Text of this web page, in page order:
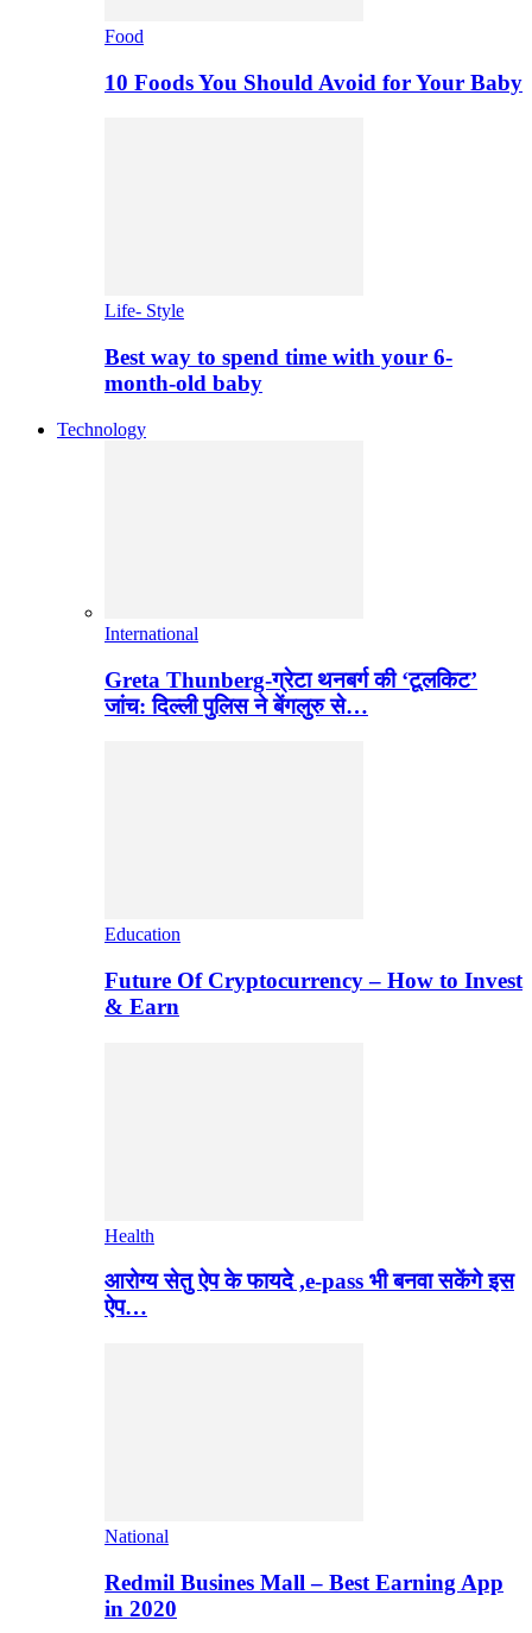
Food
10 Foods You Should Avoid for Your Baby
Life- Style
Best way to spend time with your 6-
month-old baby
Technology
International
Greta Thunberg-ग्रेटा थनबर्ग की ‘टूलकिट’
जांच: दिल्ली पुलिस ने बेंगलुरु से…
Education
Future Of Cryptocurrency – How to Invest
& Earn
Health
आरोग्य सेतु ऐप के फायदे ,e-pass भी बनवा सकेंगे इस
ऐप…
National
Redmil Busines Mall – Best Earning App
in 2020